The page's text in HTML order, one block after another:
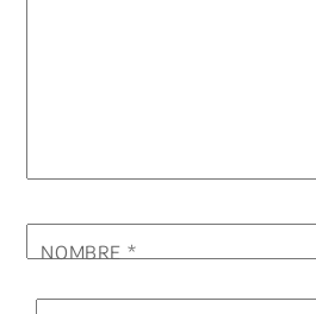
NOMBRE *